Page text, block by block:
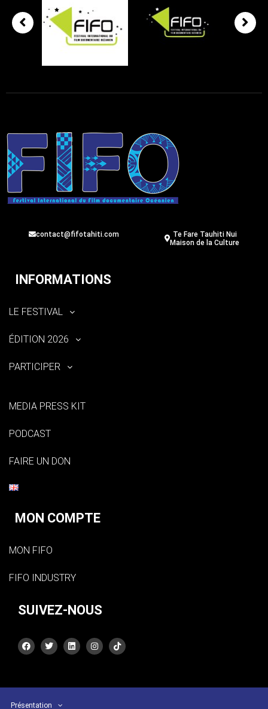
contact@fifotahiti.com
Te Fare Tauhiti Nui
Maison de la Culture
INFORMATIONS
LE FESTIVAL
ÉDITION 2026
PARTICIPER
MEDIA PRESS KIT
PODCAST
FAIRE UN DON
MON COMPTE
MON FIFO
FIFO INDUSTRY
SUIVEZ-NOUS
Présentation